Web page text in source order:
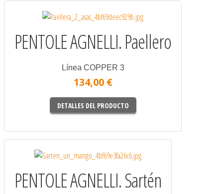
PENTOLE AGNELLI. Paellero
Línea COPPER 3
134,00 €
DETALLES DEL PRODUCTO
PENTOLE AGNELLI. Sartén